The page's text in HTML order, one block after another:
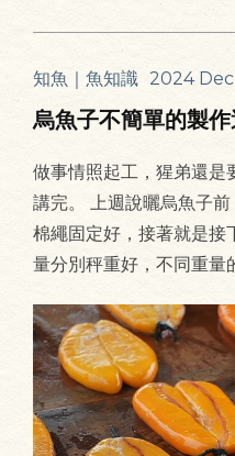
知魚｜魚知識 2024
烏魚子不簡單的製
做事情照起工，猩弟還是
講完。 上週說曬烏魚子
棉繩固定好，接著就是接
量分別秤重好，不同重量